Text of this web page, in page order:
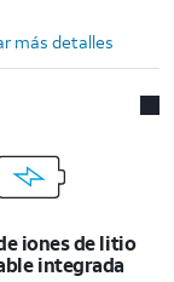
más detalles
iones de litio
integrada